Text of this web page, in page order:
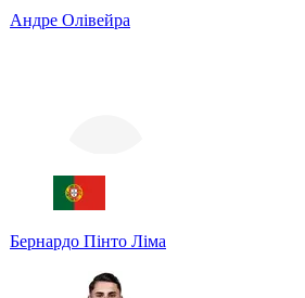
Андре Олівейра
Бернардо Пінто Ліма